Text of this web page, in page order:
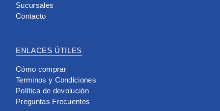
Sucursales
Contacto
ENLACES ÚTILES
Cómo comprar
Terminos y Condiciones
Política de devolución
Preguntas Frecuentes